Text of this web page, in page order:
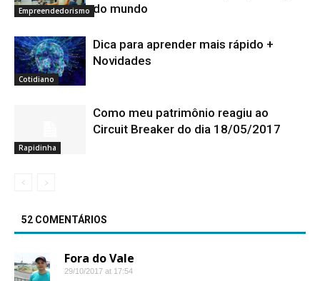
Empreendedorismo do mundo
Cotidiano
Dica para aprender mais rápido +
Novidades
Rapidinha
Como meu patrimônio reagiu ao
Circuit Breaker do dia 18/05/2017
52 COMENTÁRIOS
Fora do Vale
29/10/2017 at 17:54